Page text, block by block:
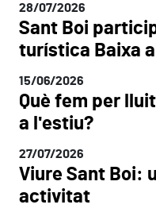
28/07/2026
Sant Boi
turística Baixa
15/06/2026
Què fem per
a l'estiu?
27/07/2026
Viure Sant Boi:
activitat